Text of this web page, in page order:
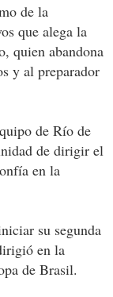
de la
que alega la
quien abandona
y al preparador
de Río de
de dirigir el
en la
su segunda
en la
de Brasil.